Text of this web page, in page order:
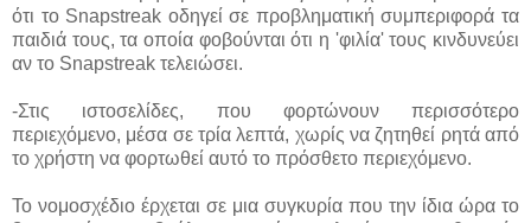
ότι το Snapstreak οδηγεί σε προβληματική συμπεριφορά τα
παιδιά τους, τα οποία φοβούνται ότι η 'φιλία' τους κινδυνεύει
αν το Snapstreak τελειώσει.
-Στις ιστοσελίδες, που φορτώνουν περισσότερο
περιεχόμενο, μέσα σε τρία λεπτά, χωρίς να ζητηθεί ρητά από
το χρήστη να φορτωθεί αυτό το πρόσθετο περιεχόμενο.
Το νομοσχέδιο έρχεται σε μια συγκυρία που την ίδια ώρα το